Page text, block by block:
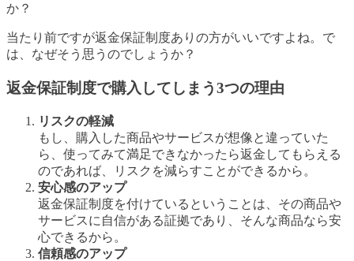
か？
当たり前ですが返金保証制度ありの方がいいですよね。で
は、なぜそう思うのでしょうか？
返金保証制度で購入してしまう3つの理由
リスクの軽減
もし、購入した商品やサービスが想像と違っていた
ら、使ってみて満足できなかったら返金してもらえる
のであれば、リスクを減らすことができるから。
安心感のアップ
返金保証制度を付けているということは、その商品や
サービスに自信がある証拠であり、そんな商品なら安
心できるから。
信頼感のアップ